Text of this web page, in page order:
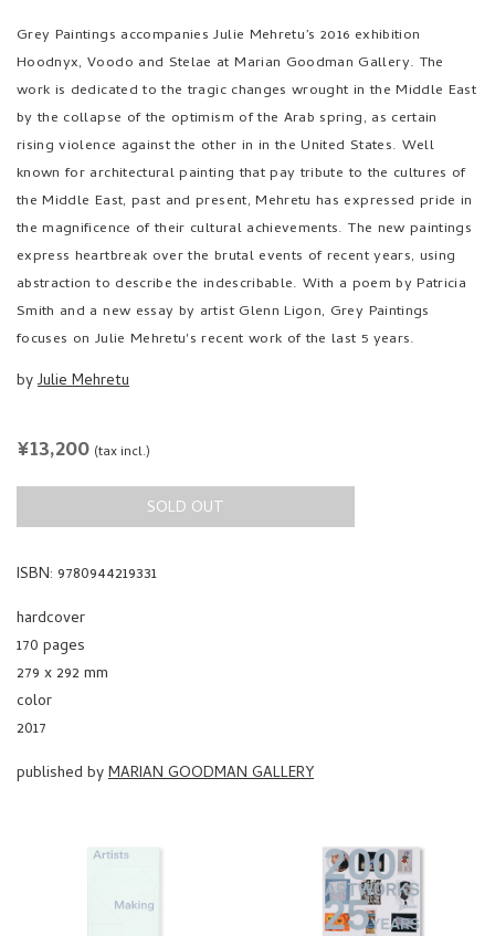
by the collapse of the optimism of the Arab spring, as certain
rising violence against the other in in the United States. Well
known for architectural painting that pay tribute to the cultures of
the Middle East, past and present, Mehretu has expressed pride in
the magnificence of their cultural achievements. The new paintings
express heartbreak over the brutal events of recent years, using
abstraction to describe the indescribable. With a poem by Patricia
Smith and a new essay by artist Glenn Ligon, Grey Paintings
focuses on Julie Mehretu's recent work of the last 5 years.
byJulie Mehretu
REGULAR
PRICE
¥13,200 (tax incl.)
ISBN: 9780944219331
170 pages
color
2017
published by